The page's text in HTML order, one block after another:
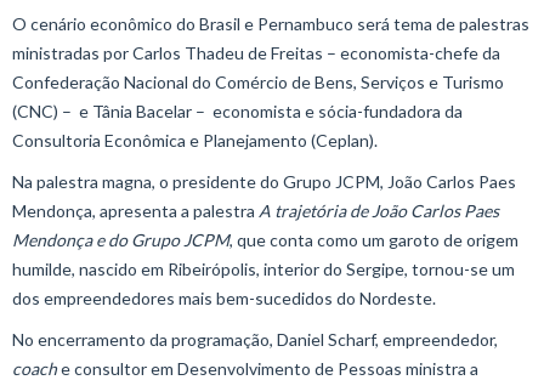
O cenário econômico do Brasil e Pernambuco será tema de palestras
ministradas por Carlos Thadeu de Freitas – economista-chefe da
Confederação Nacional do Comércio de Bens, Serviços e Turismo
(CNC) – e Tânia Bacelar – economista e sócia-fundadora da
Consultoria Econômica e Planejamento (Ceplan).
Na palestra magna, o presidente do Grupo JCPM, João Carlos Paes
Mendonça, apresenta a palestra A trajetória de João Carlos Paes
Mendonça e do Grupo JCPM, que conta como um garoto de origem
humilde, nascido em Ribeirópolis, interior do Sergipe, tornou-se um
dos empreendedores mais bem-sucedidos do Nordeste.
No encerramento da programação, Daniel Scharf, empreendedor,
coache consultor em Desenvolvimento de Pessoas ministra a